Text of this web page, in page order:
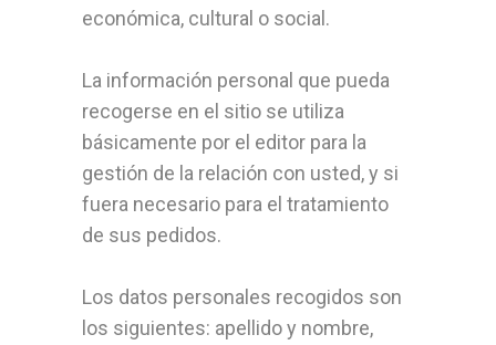
económica, cultural o social.
La información personal que pueda
recogerse en el sitio se utiliza
básicamente por el editor para la
gestión de la relación con usted, y si
fuera necesario para el tratamiento
de sus pedidos.
Los datos personales recogidos son
los siguientes: apellido y nombre,